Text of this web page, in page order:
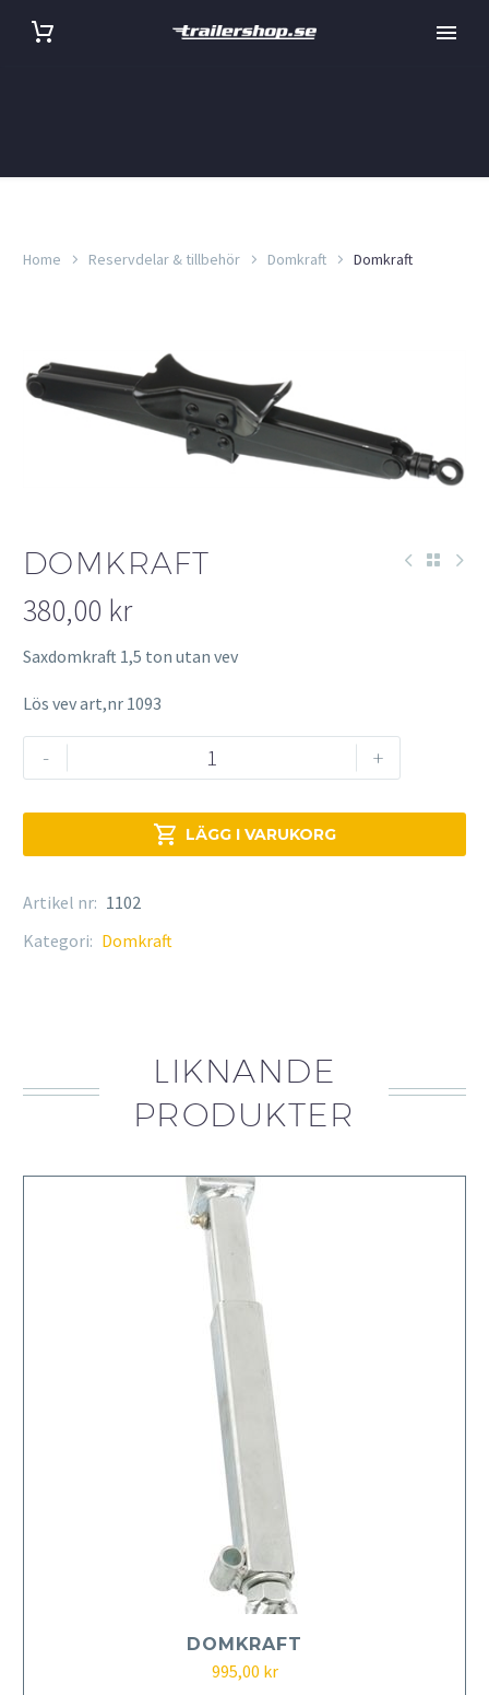
Home Reservdelar & tillbehör Domkraft Domkraft
DOMKRAFT
380,00 kr
Saxdomkraft 1,5 ton utan vev
Lös vev art,nr 1093
-
Domkraft
mängd
+
 LÄGG I VARUKORG
Artikel nr: 1102
Kategori: Domkraft
LIKNANDE
PRODUKTER
DOMKRAFT
995,00 kr